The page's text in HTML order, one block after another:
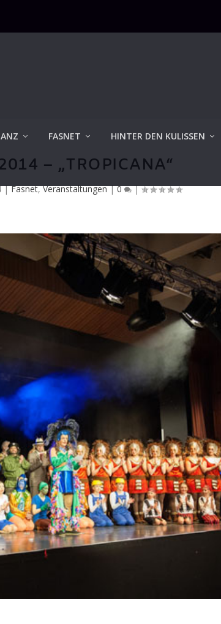
FASNET HINTER DEN KULISSEN
– „TROPICANA“
|Fasnet,Veranstaltungen|0 |